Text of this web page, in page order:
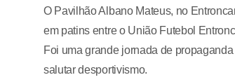
O Pavilhão Albano Mateus, no
em patins entre o União Futebol
Foi uma grande jornada de
salutar desportivismo.